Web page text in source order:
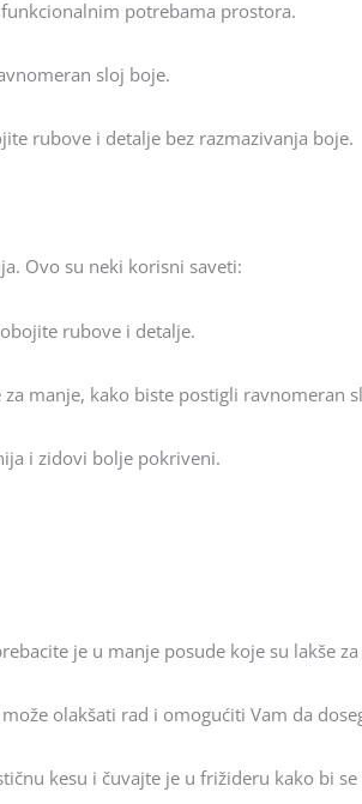
potrebama prostora.
sloj boje.
rubove i detalje bez razmazivanja boje.
Ovo su neki korisni saveti:
rubove i detalje.
manje, kako biste postigli ravnomeran
i zidovi bolje pokriveni.
je u manje posude koje su lakše
olakšati rad i omogućiti Vam da
kesu i čuvajte je u frižideru kako bi